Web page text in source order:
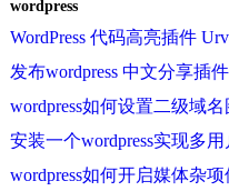
wordpress
WordPress 代码高亮插件
发布wordpress 中文分享插件
wordpress如何设置二级域
安装一个wordpress实现多
wordpress如何开启媒体杂